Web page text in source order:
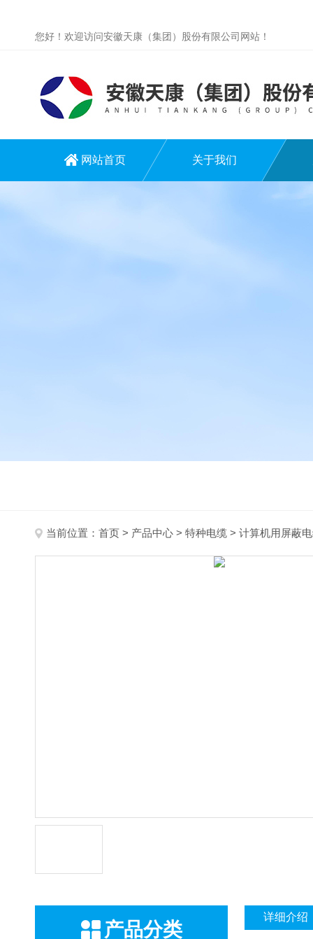
您好！欢迎访问安徽天康（集团）股份有限公司网站！
网站首页 关于我们
当前位置： 首页 > 产品中心 > 特种电缆 > 计算机用屏蔽
产品分类
详细介绍